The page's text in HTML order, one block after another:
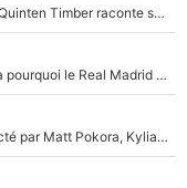
En plein cauchemar après son transfert à l'OM, Quinten Timber raconte ses doutes après sa signature à Marseille
Yan Diomandé était trop cher pour le PSG : Voilà pourquoi le Real Madrid a accepté de payer la somme record de 140M€ pour boucler son transfert !
De l'équipe de France à The Voice Kids : Contacté par Matt Pokora, Kylian Mbappé a accepté de jouer un rôle inédit sur TF1 !